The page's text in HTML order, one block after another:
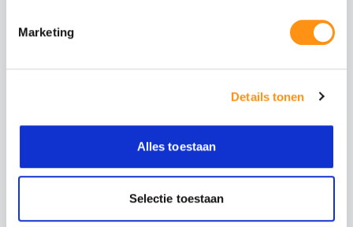
Marketing
Details tonen
Alles toestaan
Selectie toestaan
waardoor het glas:
5x sterker is dan gewoon glas
Bestand tegen grote temperatuurverschillen